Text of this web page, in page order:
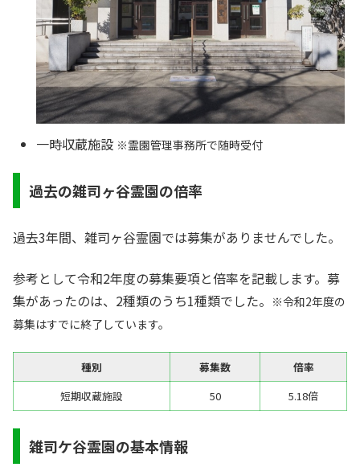
一時収蔵施設 ※霊園管理事務所で随時受付
過去の雑司ヶ谷霊園の倍率
過去3年間、雑司ヶ谷霊園では募集がありませんでした。
参考として令和2年度の募集要項と倍率を記載します。募
集があったのは、2種類のうち1種類でした。 ※令和2年度の
募集はすでに終了しています。
種別 募集数
倍率
短期収蔵施設
50 5.18倍
雑司ケ谷霊園の基本情報